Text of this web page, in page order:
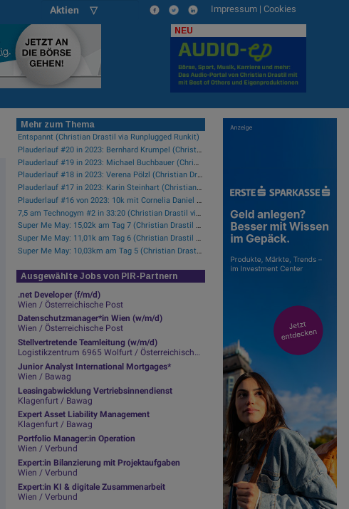
Aktien ▽ Impressum | Cookies
NEU
Mehr zum Thema
Entspannt (Christian Drastil via Runplugged Runkit)
Plauderlauf #20 in 2023: Bernhard Krumpel (Christian Drastil via Runplugged Runkit)
Plauderlauf #19 in 2023: Michael Buchbauer (Christian Drastil via Runplugged Runkit)
Plauderlauf #18 in 2023: Verena Pölzl (Christian Drastil via Runplugged Runkit)
Plauderlauf #17 in 2023: Karin Steinhart (Christian Drastil via Runplugged Runkit)
Plauderlauf #16 von 2023: 10k mit Cornelia Daniel (Christian Drastil via Runplugged Runkit)
7,5 am Technogym #2 in 33:20 (Christian Drastil via Runplugged Runkit)
Super Me May: 15,02k am Tag 7 (Christian Drastil via Runplugged Runkit)
Super Me May: 11,01k am Tag 6 (Christian Drastil via Runplugged Runkit)
Super Me May: 10,03km am Tag 5 (Christian Drastil via Runplugged Runkit)
Ausgewählte Jobs von PIR-Partnern
.net Developer (f/m/d)
Wien / Österreichische Post
Datenschutzmanager*in Wien (w/m/d)
Wien / Österreichische Post
Stellvertretende Teamleitung (w/m/d)
Logistikzentrum 6965 Wolfurt / Österreichische Post
Junior Analyst International Mortgages*
Wien / Bawag
Leasingabwicklung Vertriebsinnendienst
Klagenfurt / Bawag
Expert Asset Liability Management
Klagenfurt / Bawag
Portfolio Manager:in Operation
Wien / Verbund
Expert:in Bilanzierung mit Projektaufgaben
Wien / Verbund
Expert:in KI & digitale Zusammenarbeit
Wien / Verbund